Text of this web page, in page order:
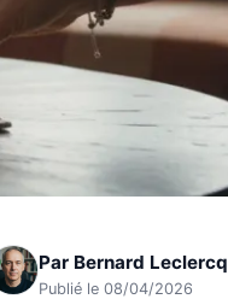
Par Bernard Leclercq
Publié le 08/04/2026